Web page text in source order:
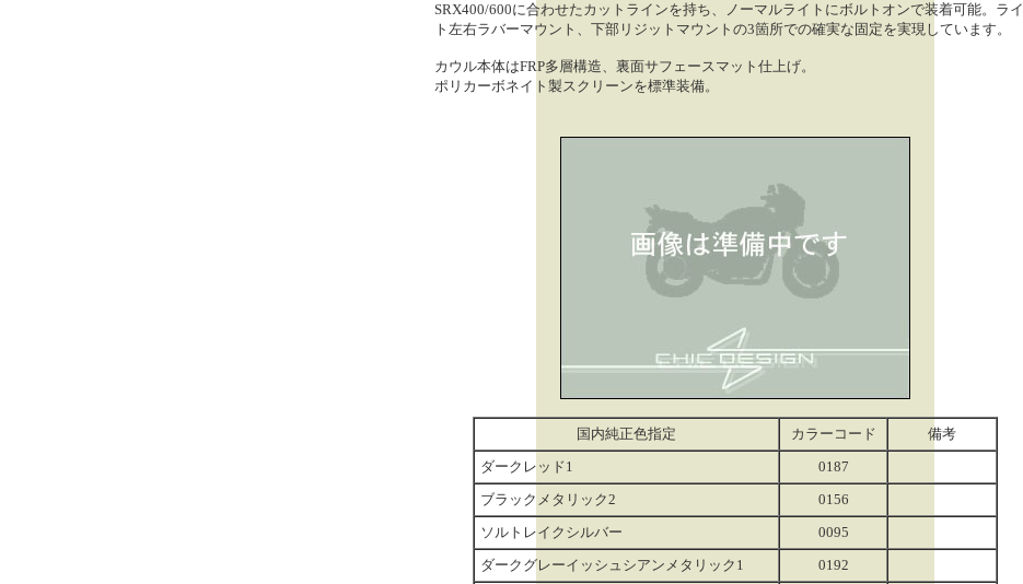
SRX400/600に合わせたカットラインを持ち、ノーマルライトにボルトオンで装着可能。ライ
ト左右ラバーマウント、下部リジットマウントの3箇所での確実な固定を実現しています。
カウル本体はFRP多層構造、裏面サフェースマット仕上げ。
ポリカーボネイト製スクリーンを標準装備。
国内純正色指定 カラーコード
備考
ダークレッド1
0187
ブラックメタリック2
0156
ソルトレイクシルバー
0095
ダークグレーイッシュシアンメタリック1
0192